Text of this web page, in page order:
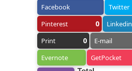
Facebook
Twitter
Pinterest
0 Linkedin
Print 0 E-mail
Evernote GetPocket